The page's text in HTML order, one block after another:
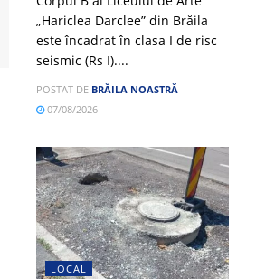
„Hariclea Darclee” din Brăila
este încadrat în clasa I de risc
seismic (Rs I)....
POSTAT DE BRĂILA NOASTRĂ
07/08/2026
LOCAL